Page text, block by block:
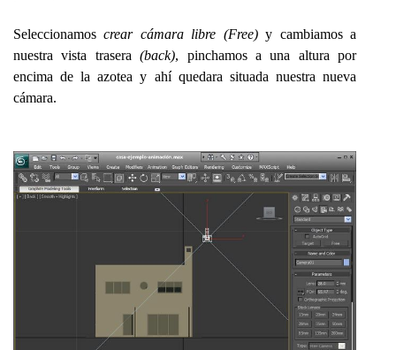
Seleccionamoscrear cámara libre (Free)y cambiamos a
nuestra vista trasera(back), pinchamos a una altura por
encima de la azotea y ahí quedara situada nuestra nueva
cámara.